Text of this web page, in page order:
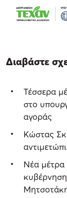
Διαβάστε
Τέσσερα
στο
αγοράς
Κώστας
Νέα μέτρα